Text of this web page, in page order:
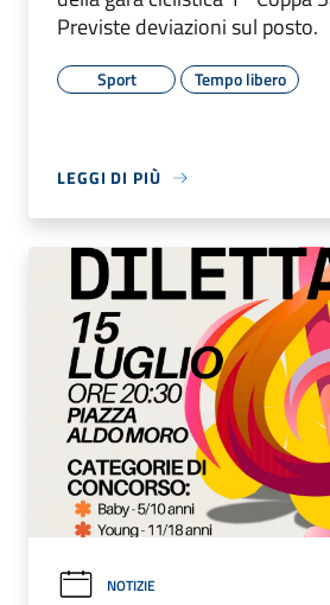
Previste deviazioni sul posto.
Sport Tempo libero
LEGGI DI PIÙ
NOTIZIE